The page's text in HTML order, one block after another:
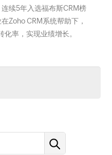
续5年入选福布斯CRM榜
Zoho CRM系统帮助下，
率，实现业绩增长。